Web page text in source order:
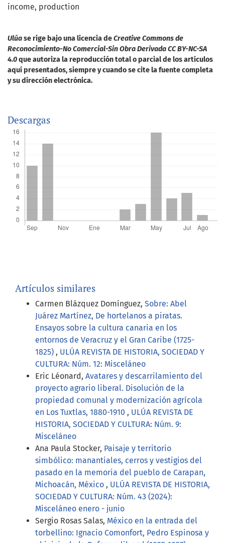
income production
Ulúase rige bajo una licencia deCreative Commons de
Reconocimiento-No Comercial-Sin Obra Derivada CC BY-NC-SA
4.0que autoriza la reproducción total o parcial de los artículos
aquí presentados, siempre y cuando se cite la fuente completa
y su dirección electrónica.
Descargas
Artículos similares
Carmen Blázquez Domínguez, Sobre: Abel
Juárez Martínez, De hortelanos a piratas.
Ensayos sobre la cultura canaria en los
entornos de Veracruz y el Gran Caribe (1725-
1825) , ULÚA REVISTA DE HISTORIA, SOCIEDAD Y
CULTURA: Núm. 12: Misceláneo
Eric Léonard, Avatares y descarrilamiento del
proyecto agrario liberal. Disolución de la
propiedad comunal y modernización agrícola
en Los Tuxtlas, 1880-1910 , ULÚA REVISTA DE
HISTORIA, SOCIEDAD Y CULTURA: Núm. 9:
Misceláneo
Ana Paula Stocker, Paisaje y territorio
simbólico: manantiales, cerros y vestigios del
pasado en la memoria del pueblo de Carapan,
Michoacán, México , ULÚA REVISTA DE HISTORIA,
SOCIEDAD Y CULTURA: Núm. 43 (2024):
Misceláneo enero - junio
Sergio Rosas Salas, México en la entrada del
torbellino: Ignacio Comonfort, Pedro Espinosa y